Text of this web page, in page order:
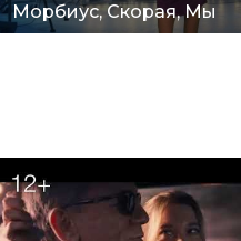
Морбиус, Скорая, Мы
монстры!"